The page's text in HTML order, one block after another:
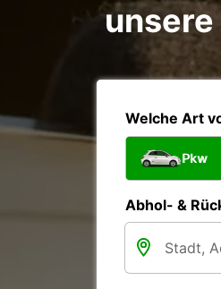
Welche Art
Pkw
Abhol- &